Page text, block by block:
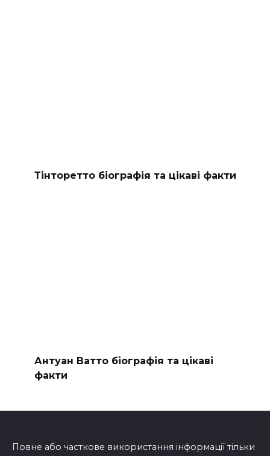
Тінторетто біографія та цікаві факти
Антуан Ватто біографія та цікаві
факти
Повне або часткове використання інформації тільки